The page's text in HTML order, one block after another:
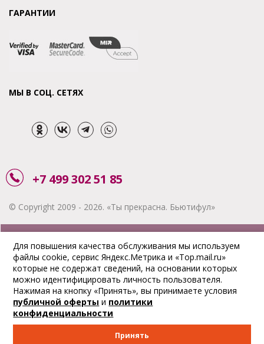
ГАРАНТИИ
МЫ В СОЦ. СЕТЯХ
+7 499 302 51 85
© Copyright 2009 - 2026. «Ты прекрасна. Бьютифул»
АКЦИИ
ДОСТАВКА
ОПЛАТА
ОТСЛЕДИТЬ ЗАКАЗ
Для повышения качества обслуживания мы используем
файлы cookie, сервис Яндекс.Метрика и «Top.mail.ru»
которые не содержат сведений, на основании которых
можно идентифицировать личность пользователя.
Нажимая на кнопку «Принять», вы принимаете условия
публичной оферты и политики
конфиденциальности
Принять